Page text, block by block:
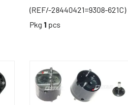
(REF/-28440421=9308-621C)
Pkg 1 pcs